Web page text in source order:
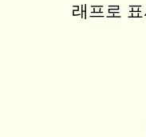
래프로